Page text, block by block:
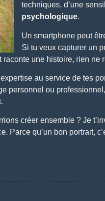
techniques, d’une
psychologique.
Un smartphone peut
Si tu veux capturer un
une histoire, rien ne
au service de tes
personnel ou professionnel
créer ensemble ? Je
Parce qu’un bon portrait,